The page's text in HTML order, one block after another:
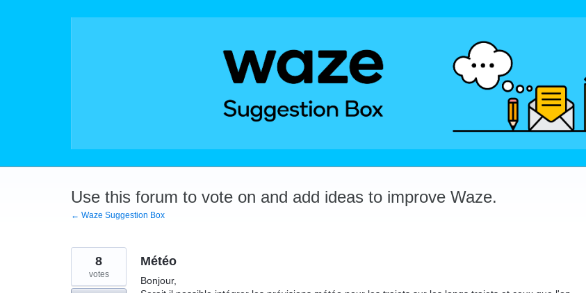
Use this forum to vote on and add ideas to improve Waze.
← Waze Suggestion Box
Météo
Bonjour,
8
votes